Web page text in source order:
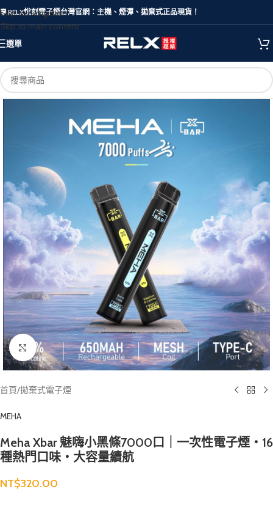
Skip to navigation
Skip to main content
🛡️ RELX悅刻電子煙台灣官網：主機、煙彈、拋棄式正品現貨！
選單
Click to enlarge
首頁/拋棄式電子煙
MEHA
Meha Xbar 魅嗨小黑條7000口｜一次性電子煙・16
種熱門口味・大容量續航
NT$320.00